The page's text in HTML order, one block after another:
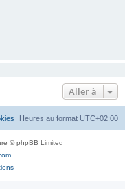
Aller à
Heures au format UTC+02:00
© phpBB Limited